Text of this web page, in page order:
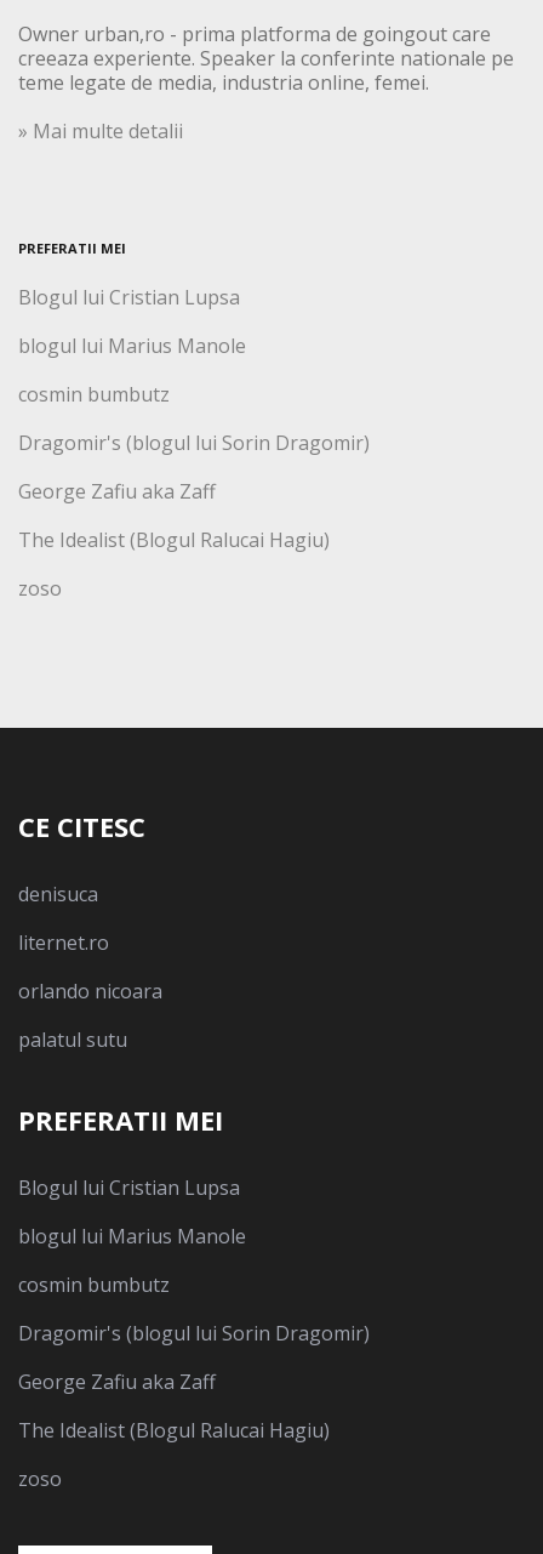
Owner urban,ro - prima platforma de goingout care
creeaza experiente. Speaker la conferinte nationale pe
teme legate de media, industria online, femei.
» Mai multe detalii
PREFERATII MEI
Blogul lui Cristian Lupsa
blogul lui Marius Manole
cosmin bumbutz
Dragomir's (blogul lui Sorin Dragomir)
George Zafiu aka Zaff
The Idealist (Blogul Ralucai Hagiu)
zoso
CE CITESC
denisuca
liternet.ro
orlando nicoara
palatul sutu
PREFERATII MEI
Blogul lui Cristian Lupsa
blogul lui Marius Manole
cosmin bumbutz
Dragomir's (blogul lui Sorin Dragomir)
George Zafiu aka Zaff
The Idealist (Blogul Ralucai Hagiu)
zoso